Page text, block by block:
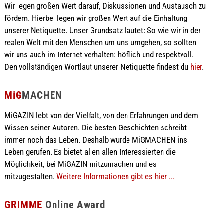
Wir legen großen Wert darauf, Diskussionen und Austausch zu
fördern. Hierbei legen wir großen Wert auf die Einhaltung
unserer Netiquette. Unser Grundsatz lautet: So wie wir in der
realen Welt mit den Menschen um uns umgehen, so sollten
wir uns auch im Internet verhalten: höflich und respektvoll.
Den vollständigen Wortlaut unserer Netiquette findest du hier.
MiGMACHEN
MiGAZIN lebt von der Vielfalt, von den Erfahrungen und dem
Wissen seiner Autoren. Die besten Geschichten schreibt
immer noch das Leben. Deshalb wurde MiGMACHEN ins
Leben gerufen. Es bietet allen allen Interessierten die
Möglichkeit, bei MiGAZIN mitzumachen und es
mitzugestalten. Weitere Informationen gibt es hier ...
GRIMME Online Award